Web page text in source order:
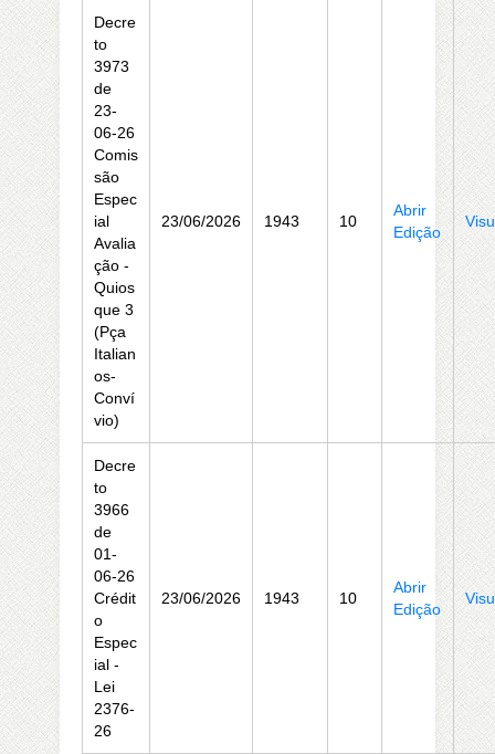
Decre
to
3973
de
23-
06-26
Comis
são
Espec
ial
Avalia
ção -
Quios
que 3
(Pça
Italian
os-
Conví
vio)
23/06/2026 1943 10
Abrir
Edição
Decre
to
3966
de
01-
06-26
Crédit
o
Espec
ial -
Lei
2376-
26
23/06/2026 1943 10
Abrir
Edição